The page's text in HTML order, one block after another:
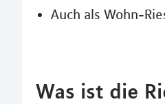
Auch als Wohn-
Was ist die